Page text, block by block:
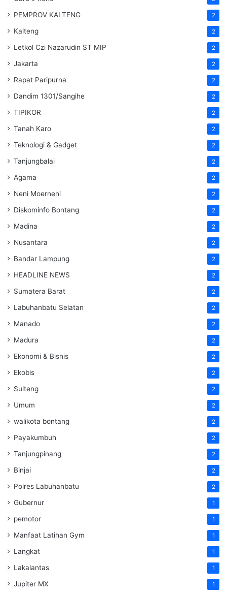
PEMPROV KALTENG 2
Kalteng 2
Letkol Czi Nazarudin ST MIP 2
Jakarta 2
Rapat Paripurna 2
Dandim 1301/Sangihe 2
TIPIKOR 2
Tanah Karo 2
Teknologi & Gadget 2
Tanjungbalai 2
Agama 2
Neni Moerneni 2
Diskominfo Bontang 2
Madina 2
Nusantara 2
Bandar Lampung 2
HEADLINE NEWS 2
Sumatera Barat 2
Labuhanbatu Selatan 2
Manado 2
Madura 2
Ekonomi & Bisnis 2
Ekobis 2
Sulteng 2
Umum 2
walikota bontang 2
Payakumbuh 2
Tanjungpinang 2
Binjai 2
Polres Labuhanbatu 2
Gubernur 1
pemotor 1
Manfaat Latihan Gym 1
Langkat 1
Lakalantas 1
Jupiter MX 1